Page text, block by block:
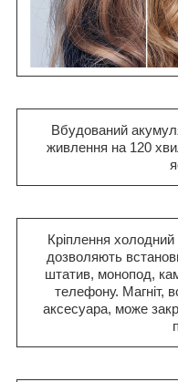
Вбудований
живлення на 120
Кріплення
дозволяють
штатив, монопод,
телефону. Магніт,
аксесуара, може